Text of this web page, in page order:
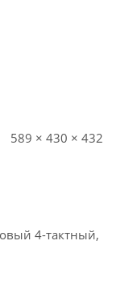
589 × 430 × 432
4-тактный,